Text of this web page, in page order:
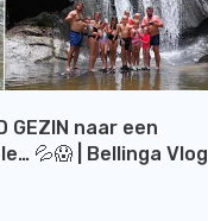
GEZIN naar een
💦😱 | Bellinga Vlog